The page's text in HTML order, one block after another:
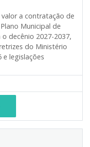
a contratação de
Municipal de
decênio 2027-2037,
do Ministério
e legislações